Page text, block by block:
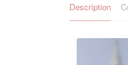
Description